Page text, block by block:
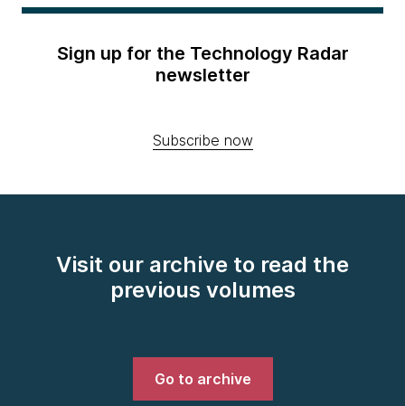
Sign up for the Technology Radar
newsletter
Subscribe now
Visit our archive to read the
previous volumes
Go to archive